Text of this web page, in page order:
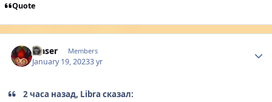
Quote
Maser Members
January 19, 20233 yr
2 часа назад, Libra сказал: